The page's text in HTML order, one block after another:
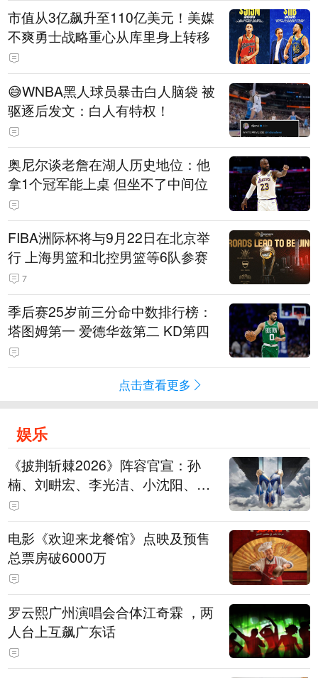
市值从3亿飙升至110亿美元！美媒
不爽勇士战略重心从库里身上转移
😅WNBA黑人球员暴击白人脑袋 被
驱逐后发文：白人有特权！
奥尼尔谈老詹在湖人历史地位：他
拿1个冠军能上桌 但坐不了中间位
FIBA洲际杯将与9月22日在北京举
行 上海男篮和北控男篮等6队参赛
7
季后赛25岁前三分命中数排行榜：
塔图姆第一 爱德华兹第二 KD第四
点击查看更多
娱乐
《披荆斩棘2026》阵容官宣：孙
楠、刘畊宏、李光洁、小沈阳、余
文乐、王传君等28位艺人
电影《欢迎来龙餐馆》点映及预售
总票房破6000万
罗云熙广州演唱会合体江奇霖 ，两
人台上互飙广东话